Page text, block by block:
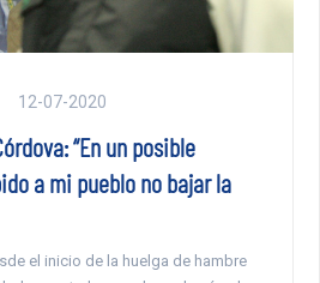
12-07-2020
“En un posible
a mi pueblo no bajar la
el inicio de la huelga de hambre